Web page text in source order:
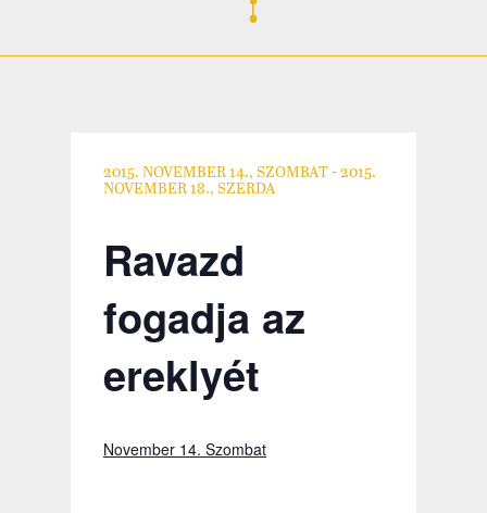
2015. NOVEMBER 14., SZOMBAT- 2015.
NOVEMBER 18., SZERDA
Ravazd
fogadja az
ereklyét
November 14. Szombat